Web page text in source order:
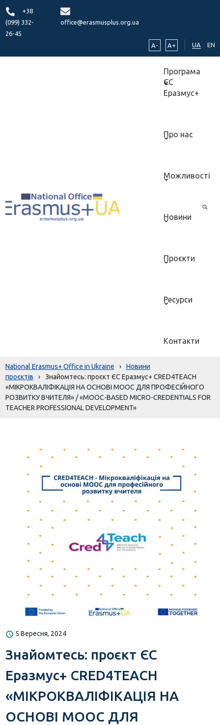
+38
(099) 332-
26-45
office@erasmusplus.org.ua
A- A+ UA EN
Програма
ЄС
Еразмус+
Про нас
Можливості
Новини
Проєкти
Ресурси
Контакти
National Erasmus+ Office in Ukraine ›
Новини
проєктів
›
Знайомтесь: проєкт ЄС Еразмус+ CRED4TEACH
«МІКРОКВАЛІФІКАЦІЯ НА ОСНОВІ MOOC ДЛЯ ПРОФЕСІЙНОГО
РОЗВИТКУ ВЧИТЕЛЯ» / «MOOC-BASED MICRO-CREDENTIALS FOR
TEACHER PROFESSIONAL DEVELOPMENT»
5 Вересня, 2024
Знайомтесь: проєкт ЄС
Еразмус+ CRED4TEACH
«МІКРОКВАЛІФІКАЦІЯ НА
ОСНОВІ MOOC ДЛЯ